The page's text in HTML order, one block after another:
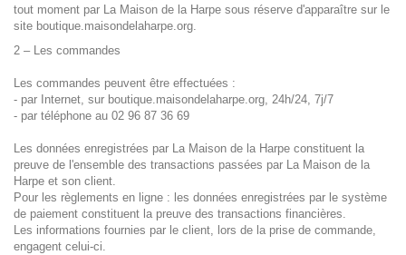
tout moment par La Maison de la Harpe sous réserve d'apparaître sur le
site boutique.maisondelaharpe.org.
2 – Les commandes
Les commandes peuvent être effectuées :
- par Internet, sur boutique.maisondelaharpe.org, 24h/24, 7j/7
- par téléphone au 02 96 87 36 69
Les données enregistrées par La Maison de la Harpe constituent la
preuve de l'ensemble des transactions passées par La Maison de la
Harpe et son client.
Pour les règlements en ligne : les données enregistrées par le système
de paiement constituent la preuve des transactions financières.
Les informations fournies par le client, lors de la prise de commande,
engagent celui-ci.